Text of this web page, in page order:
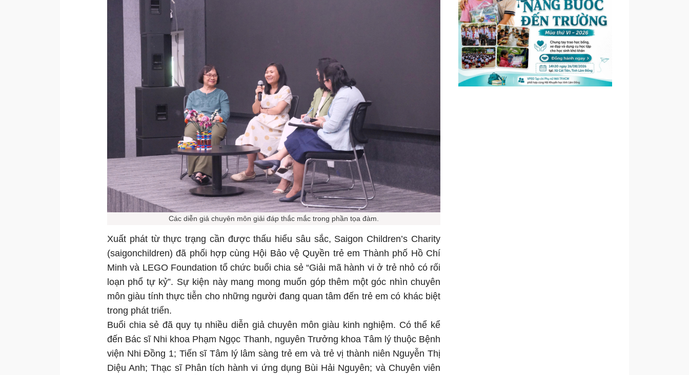
Các diễn giả chuyên môn giải đáp thắc mắc trong phần tọa đàm.
Xuất phát từ thực trạng cần được thấu hiểu sâu sắc, Saigon Children’s Charity
(saigonchildren) đã phối hợp cùng Hội Bảo vệ Quyền trẻ em Thành phố Hồ Chí
Minh và LEGO Foundation tổ chức buổi chia sẻ “Giải mã hành vi ở trẻ nhỏ có rối
loạn phổ tự kỷ”. Sự kiện này mang mong muốn góp thêm một góc nhìn chuyên
môn giàu tính thực tiễn cho những người đang quan tâm đến trẻ em có khác biệt
trong phát triển.
Buổi chia sẻ đã quy tụ nhiều diễn giả chuyên môn giàu kinh nghiệm. Có thể kể
đến Bác sĩ Nhi khoa Phạm Ngọc Thanh, nguyên Trưởng khoa Tâm lý thuộc Bệnh
viện Nhi Đồng 1; Tiến sĩ Tâm lý lâm sàng trẻ em và trẻ vị thành niên Nguyễn Thị
Diệu Anh; Thạc sĩ Phân tích hành vi ứng dụng Bùi Hải Nguyên; và Chuyên viên